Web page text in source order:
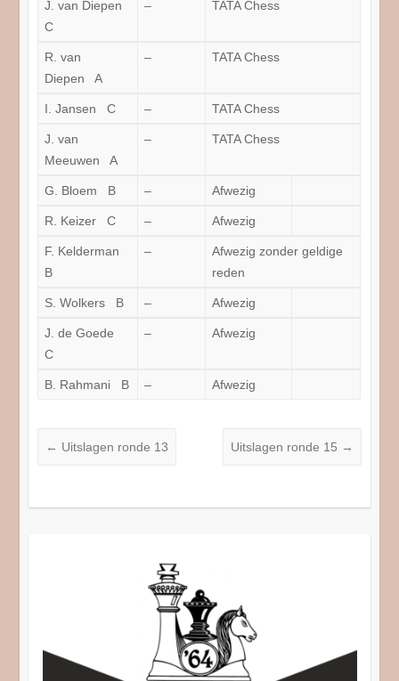
J. van Diepen
C
– TATA Chess
R. van
Diepen A
– TATA Chess
I. Jansen C – TATA Chess
J. van
Meeuwen A
– TATA Chess
G. Bloem B – Afwezig
R. Keizer C – Afwezig
F. Kelderman
B
–
Afwezig zonder geldige
reden
S. Wolkers B – Afwezig
J. de Goede
C
– Afwezig
B. Rahmani B – Afwezig
← Uitslagen ronde 13 Uitslagen ronde 15 →